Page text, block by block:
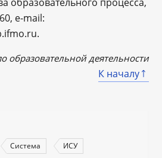
e-mail:
образовательной деятельности
К началу
Система ИСУ